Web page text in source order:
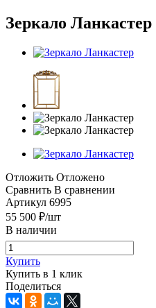
Зеркало Ланкастер
Отложить Отложено
Сравнить В сравнении
Артикул 6995
55 500 ₽/шт
В наличии
Купить
Купить в 1 клик
Поделиться